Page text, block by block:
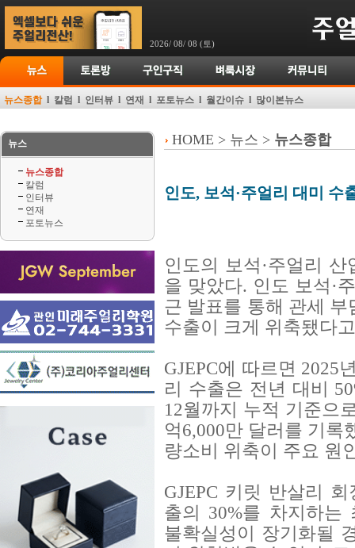
2026/ 08/ 08 (토)
뉴스종합l 칼럼 l 인터뷰 l 연재 l 포토뉴스 l 월간이슈 l 많이본뉴스
뉴스
뉴스종합
칼럼
인터뷰
연재
포토뉴스
HOME > 뉴스 > 뉴스종합
인도, 보석·주얼리 대미 수
인도의 보석·주얼리
을 맞았다. 인도 보석·
근 발표를 통해 관세
수출이 크게 위축됐다
GJEPC에 따르면 2025
리 수출은 전년 대비
12월까지 누적 기준으
억6,000만 달러를 기록
량소비 위축이 주요 원
GJEPC 키릿 반살리
출의 30%를 차지하는
불확실성이 장기화될